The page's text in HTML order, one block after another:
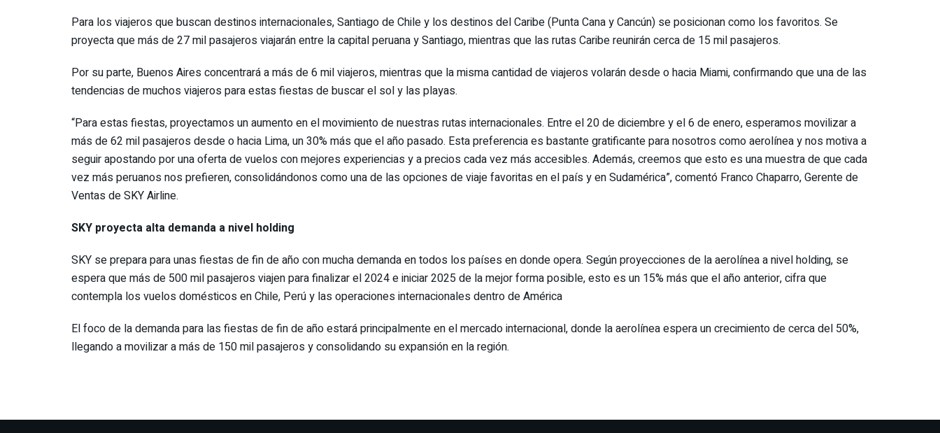
Para los viajeros que buscan destinos internacionales, Santiago de Chile y los destinos del Caribe (Punta Cana y Cancún) se posicionan como los favoritos. Se
proyecta que más de 27 mil pasajeros viajarán entre la capital peruana y Santiago, mientras que las rutas Caribe reunirán cerca de 15 mil pasajeros.
Por su parte, Buenos Aires concentrará a más de 6 mil viajeros, mientras que la misma cantidad de viajeros volarán desde o hacia Miami, confirmando que una de las
tendencias de muchos viajeros para estas fiestas de buscar el sol y las playas.
“Para estas fiestas, proyectamos un aumento en el movimiento de nuestras rutas internacionales. Entre el 20 de diciembre y el 6 de enero, esperamos movilizar a
más de 62 mil pasajeros desde o hacia Lima, un 30% más que el año pasado. Esta preferencia es bastante gratificante para nosotros como aerolínea y nos motiva a
seguir apostando por una oferta de vuelos con mejores experiencias y a precios cada vez más accesibles. Además, creemos que esto es una muestra de que cada
vez más peruanos nos prefieren, consolidándonos como una de las opciones de viaje favoritas en el país y en Sudamérica”, comentó Franco Chaparro, Gerente de
Ventas de SKY Airline.
SKY proyecta alta demanda a nivel holding
SKY se prepara para unas fiestas de fin de año con mucha demanda en todos los países en donde opera. Según proyecciones de la aerolínea a nivel holding, se
espera que más de 500 mil pasajeros viajen para finalizar el 2024 e iniciar 2025 de la mejor forma posible, esto es un 15% más que el año anterior, cifra que
contempla los vuelos domésticos en Chile, Perú y las operaciones internacionales dentro de América
El foco de la demanda para las fiestas de fin de año estará principalmente en el mercado internacional, donde la aerolínea espera un crecimiento de cerca del 50%,
llegando a movilizar a más de 150 mil pasajeros y consolidando su expansión en la región.